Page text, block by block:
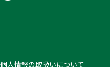
個人情報の取扱いについて